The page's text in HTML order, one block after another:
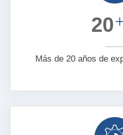
20
Más de 20 años de